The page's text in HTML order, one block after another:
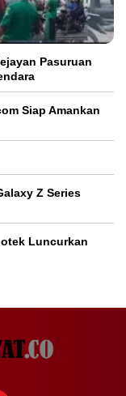
Pasuruan
Siap Amankan
Z Series
Luncurkan